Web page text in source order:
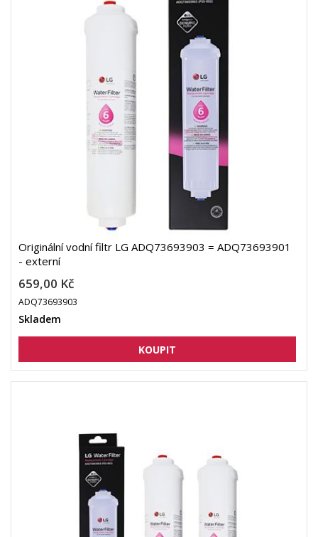
Originální vodní filtr LG ADQ73693903 = ADQ73693901
- externí
659,00 Kč
ADQ73693903
Skladem